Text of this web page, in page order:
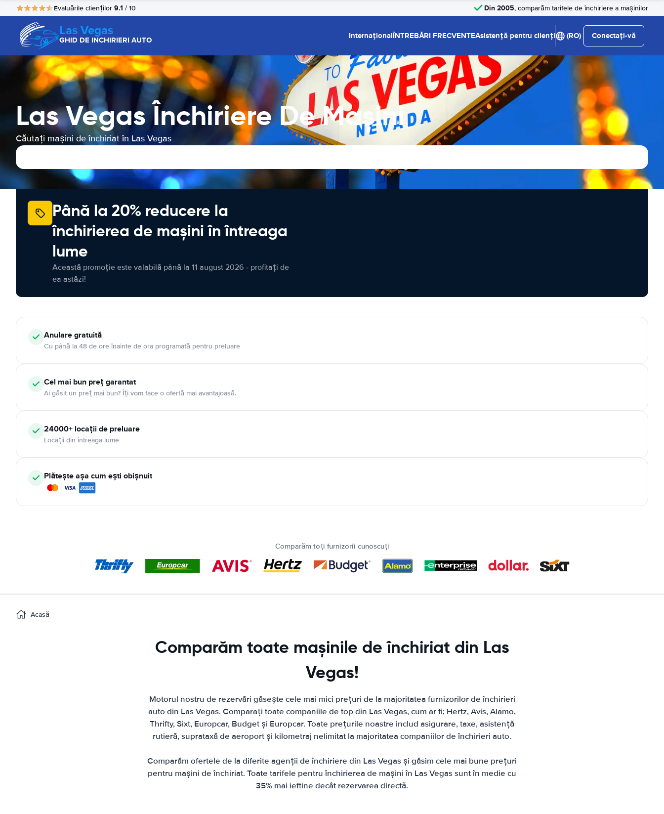
Evaluările clienților 9.1 / 10 Din 2005, comparăm tarifele de închiriere a mașinilor
Las Vegas
GHID DE INCHIRIERI AUTO InternaționalÎNTREBĂRI FRECVENTEAsistență pentru clienți (RO) Conectați-vă
Las Vegas Închiriere De Maşini
Căutați mașini de închiriat în Las Vegas
Până la 20% reducere la
închirierea de mașini în întreaga
lume
Această promoție este valabilă până la 11 august 2026 - profitați de
ea astăzi!
Anulare gratuită
Cu până la 48 de ore înainte de ora programată pentru preluare
Cel mai bun preț garantat
Ai găsit un preț mai bun? Îți vom face o ofertă mai avantajoasă.
24000+ locații de preluare
Locații din întreaga lume
Plătește așa cum ești obișnuit
Comparăm toți furnizorii cunoscuți
Acasă
Comparăm toate mașinile de închiriat din Las
Vegas!
Motorul nostru de rezervări găsește cele mai mici prețuri de la majoritatea furnizorilor de închirieri
auto din Las Vegas. Comparați toate companiile de top din Las Vegas, cum ar fi; Hertz, Avis, Alamo,
Thrifty, Sixt, Europcar, Budget și Europcar. Toate prețurile noastre includ asigurare, taxe, asistență
rutieră, suprataxă de aeroport și kilometraj nelimitat la majoritatea companiilor de închirieri auto.
Comparăm ofertele de la diferite agenții de închiriere din Las Vegas și găsim cele mai bune prețuri
pentru mașini de închiriat. Toate tarifele pentru închirierea de mașini în Las Vegas sunt în medie cu
35% mai ieftine decât rezervarea directă.